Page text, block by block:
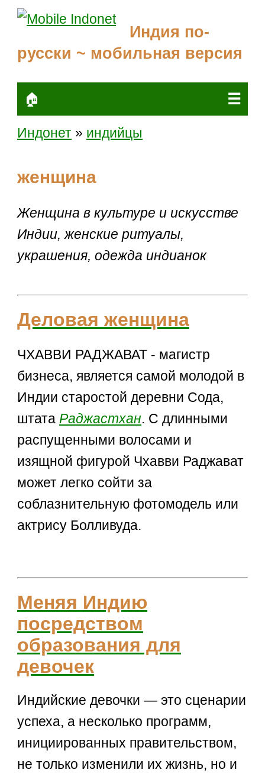
Индия по-
русски ~ мобильная версия
🏠 ☰
Индонет » индийцы
женщина
Женщина в культуре и искусстве
Индии, женские ритуалы,
украшения, одежда индианок
Деловая женщина
ЧХАВВИ РАДЖАВАТ - магистр
бизнеса, является самой молодой в
Индии старостой деревни Сода,
штата Раджастхан. С длинными
распущенными волосами и
изящной фигурой Чхавви Раджават
может легко сойти за
соблазнительную фотомодель или
актрису Болливуда.
Меняя Индию
посредством
образования для
девочек
Индийские девочки — это сценарии
успеха, а несколько программ,
инициированных правительством,
не только изменили их жизнь, но и